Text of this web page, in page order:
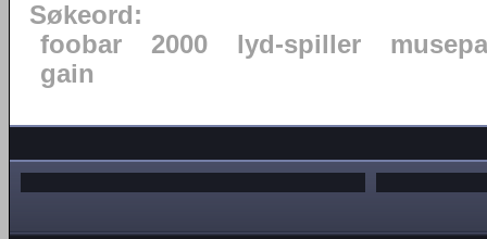
Søkeord:
foobar
2000 lyd-spiller
gain